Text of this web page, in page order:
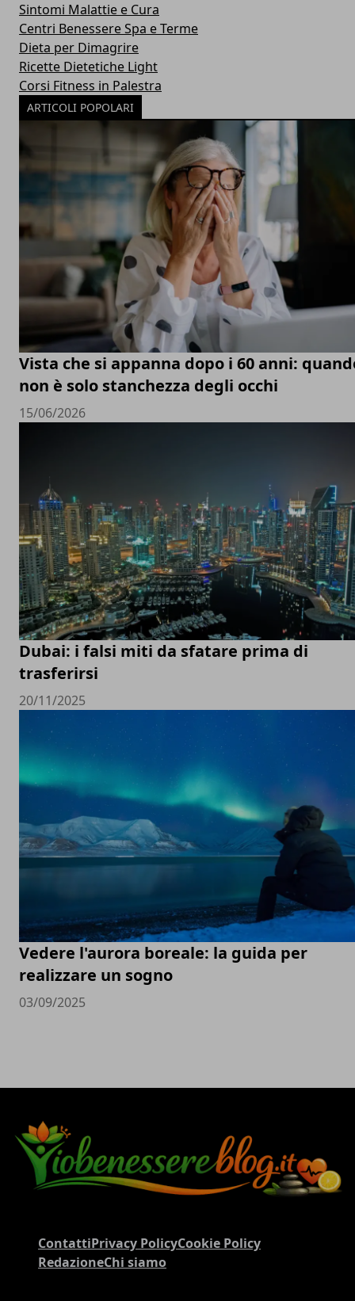
Sintomi Malattie e Cura
Centri Benessere Spa e Terme
Dieta per Dimagrire
Ricette Dietetiche Light
Corsi Fitness in Palestra
ARTICOLI POPOLARI
Vista che si appanna dopo i 60 anni:
non è solo stanchezza degli occhi
15/06/2026
Dubai: i falsi miti da sfatare prima di
trasferirsi
20/11/2025
Vedere l'aurora boreale: la guida per
realizzare un sogno
03/09/2025
ContattiPrivacy PolicyCookie Policy
RedazioneChi siamo